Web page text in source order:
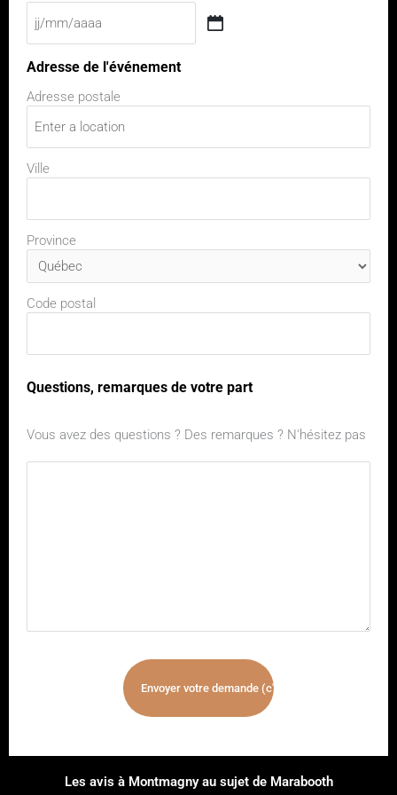
Adresse de l'événement
Adresse postale
Ville
Province
Code postal
Questions, remarques de votre part
Vous avez des questions ? Des remarques ? N'hésitez pas
Les avis à Montmagny au sujet de Marabooth